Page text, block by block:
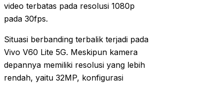
video terbatas pada resolusi 1080p
pada 30fps.
Situasi berbanding terbalik terjadi pada
Vivo V60 Lite 5G. Meskipun kamera
depannya memiliki resolusi yang lebih
rendah, yaitu 32MP, konfigurasi